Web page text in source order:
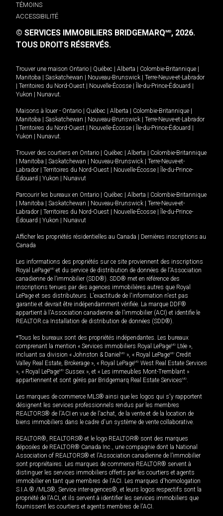
TÉMOINS
ACCESSIBILITÉ
© SERVICES IMMOBILIERS BRIDGEMARQMD, 2026.
TOUS DROITS RÉSERVÉS.
Trouver une maison Ontario Québec Alberta Colombie-Britannique
Manitoba
Saskatchewan Nouveau-Brunswick
Terre-Neuve-et-Labrador
Territoires du Nord-Ouest Nouvelle-Écosse Île-du-Prince-Édouard
Yukon
Nunavut.
Maisons à louer - Ontario Québec Alberta Colombie-Britannique
Manitoba
Saskatchewan Nouveau-Brunswick
Terre-Neuve-et-Labrador
Territoires du Nord-Ouest Nouvelle-Écosse Île-du-Prince-Édouard
Yukon
Nunavut.
Trouver des courtiers en Ontario Québec Alberta
Colombie-Britannique
Manitoba Saskatchewan Nouveau-Brunswick
Terre-Neuve-et-
Labrador
Territoires du Nord-Ouest Nouvelle-Écosse
Île-du-Prince-
Édouard
Yukon Nunavut
Parcourir les bureaux en Ontario Québec Alberta
Colombie-Britannique
Manitoba Saskatchewan Nouveau-Brunswick
Terre-Neuve-et-
Labrador
Territoires du Nord-Ouest Nouvelle-Écosse
Île-du-Prince-
Édouard
Yukon Nunavut
Afficher les propriétés résidentielles au Canada
Dernières inscriptions au
Canada
Les informations des propriétés sur ce site proviennent des inscriptions
Royal LePageMD et du service de distribution de données de l'Association
canadienne de l’immobilier (SDD®). SDD® met en référence des
inscriptions tenues par des agences immobilières autres que Royal
LePage et ses distributeurs. L'exactitude de l'information n'est pas
garantie et devrait être indépendamment vérifiée. La marque DDF®
appartient à l'Association canadienne de l’immobilier (ACI) et identifie le
REALTOR.ca Installation de distribution de données (SDD®).
*Tous les bureaux sont des propriétés indépendantes. Les bureaux
comprenant la mention « Services immobiliers Royal LePageMD Ltée »,
incluant sa division « Johnston & Daniel MD », « Royal LePageMD Credit
Valley Real Estate, Brokerage », « Royal LePageMD West Real Estate Services
», « Royal LePageMD Sussex », et « Les immeubles Mont-Tremblant »
appartiennent et sont gérés par Bridgemarq Real Estate ServicesMD.
Les marques de commerce MLS® ainsi que les logos qui s'y rapportent
désignent les services professionnels rendus par les membres
REALTORS® de l'ACI en vue de l'achat, de la vente et de la location de
biens immobiliers dans le cadre d'un système de vente collaborative.
REALTOR®, REALTORS® et le logo REALTOR® sont des marques
déposées de REALTOR® Canada Inc., une compagnie dont la National
Association of REALTORS® et l'Association canadienne de l’immobilier
sont propriétaires. Les marques de commerce REALTOR® servent à
distinguer les services immobiliers offerts par les courtiers et agents
immobilier en tant que membres de l'ACI. Les marques d'homologation
S.I.A.® /MLS®, Service inter-agences®, et leurs logos respectifs sont la
propriété de l'ACI, et ils servent à identifier les services immobiliers que
fournissent les courtiers et agents membres de l'ACI.